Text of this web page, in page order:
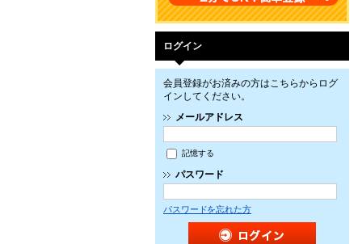
ログイン
会員登録がお済みの方はこちらからログ
インしてください。
メールアドレス
記憶する
パスワード
パスワードを忘れた方